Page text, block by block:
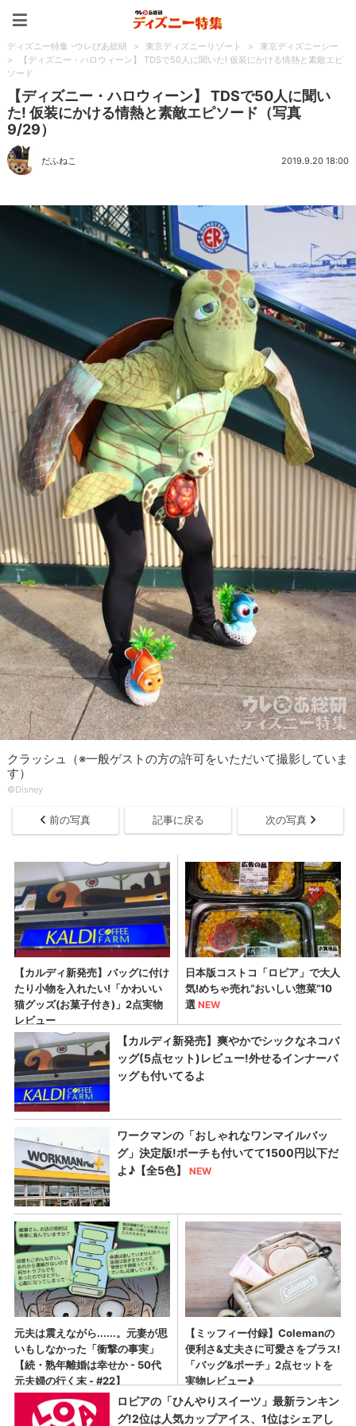
ディズニー特集 -ウレぴあ総研 > 東京ディズニーリゾート >
東京ディズニーシー
>
【ディズニー・ハロウィーン】 TDSで50人に聞いた! 仮装にかける情熱と素敵エピ
ソード
【ディズニー・ハロウィーン】 TDSで50人に聞い
た! 仮装にかける情熱と素敵エピソード（写真
9/29）
だふねこ 2019.9.20 18:00
クラッシュ（※一般ゲストの方の許可をいただいて撮影していま
す）
©Disney
前の写真 記事に戻る 次の写真